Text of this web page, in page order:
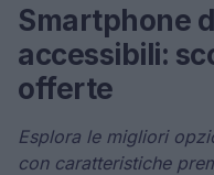
Smartphone
accessibili:
offerte
Esplora le migliori
con caratteristiche